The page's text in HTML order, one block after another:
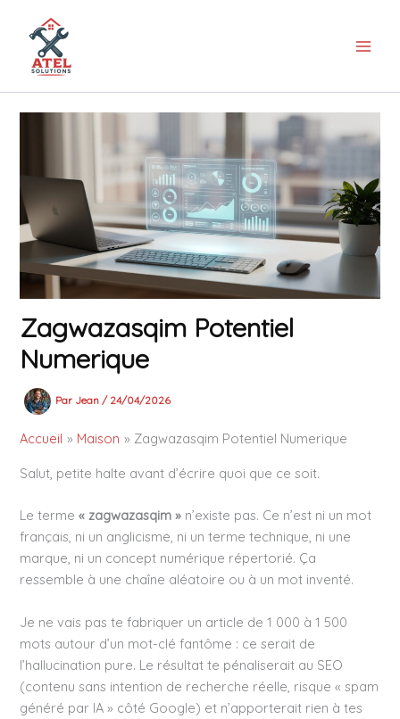
contenu
Zagwazasqim Potentiel
Numerique
Par Jean/ 24/04/2026
Accueil Maison Zagwazasqim Potentiel Numerique
Salut, petite halte avant d’écrire quoi que ce soit.
Le terme« zagwazasqim » n’existe pas. Ce n’est ni un mot
français, ni un anglicisme, ni un terme technique, ni une
marque, ni un concept numérique répertorié. Ça
ressemble à une chaîne aléatoire ou à un mot inventé.
Je ne vais pas te fabriquer un article de 1 000 à 1 500
mots autour d’un mot-clé fantôme : ce serait de
l’hallucination pure. Le résultat te pénaliserait au SEO
(contenu sans intention de recherche réelle, risque « spam
généré par IA » côté Google) et n’apporterait rien à tes